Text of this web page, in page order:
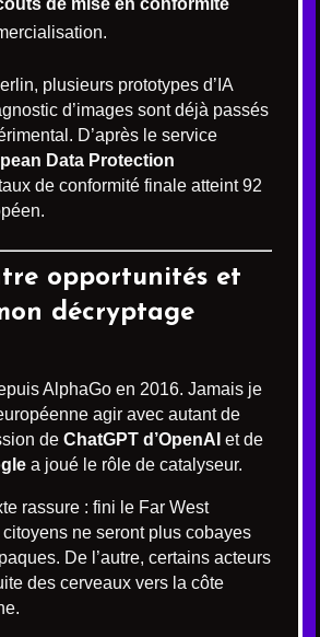
plusieurs prototypes d’IA
d’images sont déjà passés
D’après le service
Data Protection
de conformité finale atteint 92
opportunités et
décryptage
AlphaGo en 2016. Jamais je
agir avec autant de
de ChatGPT d’OpenAI et de
a joué le rôle de catalyseur.
rassure : fini le Far West
ne seront plus cobayes
De l’autre, certains acteurs
des cerveaux vers la côte